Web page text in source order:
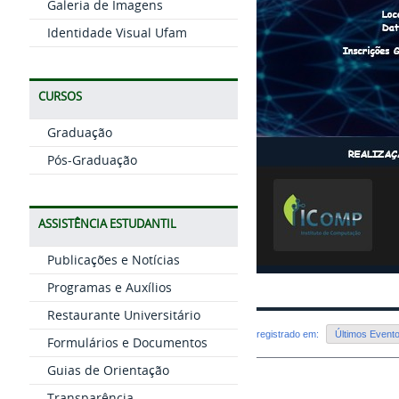
Galeria de Imagens
Identidade Visual Ufam
CURSOS
Graduação
Pós-Graduação
ASSISTÊNCIA ESTUDANTIL
Publicações e Notícias
Programas e Auxílios
Restaurante Universitário
Formulários e Documentos
Guias de Orientação
registrado em: Últimos